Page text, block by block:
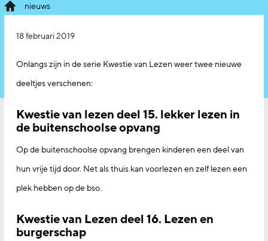
nieuws
18 februari 2019
Onlangs zijn in de serie Kwestie van Lezen weer twee nieuwe
deeltjes verschenen:
Kwestie van lezen deel 15. lekker lezen in
de buitenschoolse opvang
Op de buitenschoolse opvang brengen kinderen een deel van
hun vrije tijd door. Net als thuis kan voorlezen en zelf lezen een
plek hebben op de bso.
Kwestie van Lezen deel 16. Lezen en
burgerschap